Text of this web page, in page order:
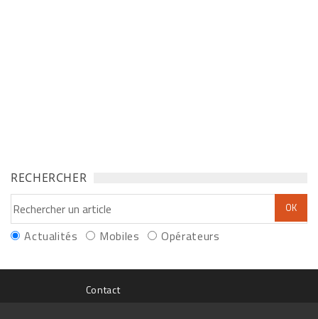
RECHERCHER
Actualités Mobiles Opérateurs
Contact